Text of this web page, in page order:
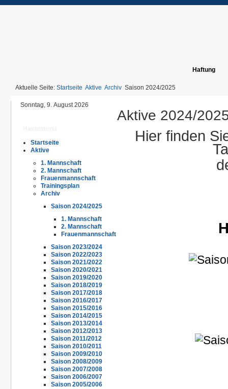
Haftung
Aktuelle Seite: Startseite Aktive Archiv Saison 2024/2025
Sonntag, 9. August 2026
Startseite
Aktive
1. Mannschaft
2. Mannschaft
Frauenmannschaft
Trainingsplan
Archiv
Saison 2024/2025
1. Mannschaft
2. Mannschaft
Frauenmannschaft
Saison 2023/2024
Saison 2022/2023
Saison 2021/2022
Saison 2020/2021
Saison 2019/2020
Saison 2018/2019
Saison 2017/2018
Saison 2016/2017
Saison 2015/2016
Saison 2014/2015
Saison 2013/2014
Saison 2012/2013
Saison 2011/2012
Saison 2010/2011
Saison 2009/2010
Saison 2008/2009
Saison 2007/2008
Saison 2006/2007
Saison 2005/2006
Aktive 2024/
Hier finden